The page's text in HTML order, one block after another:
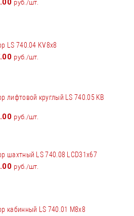
руб./шт.
LS 740.04 KV8x8
руб./шт.
лифтовой круглый LS 740.05 KB
руб./шт.
шахтный LS 740.08 LCD31x67
руб./шт.
кабинный LS 740.01 M8x8